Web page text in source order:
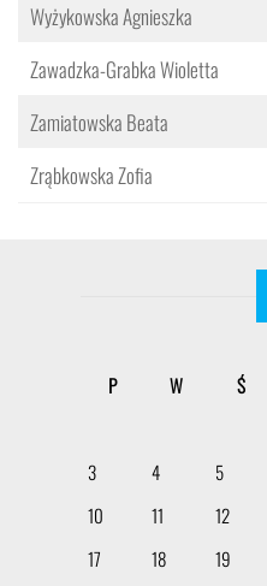
Wyżykowska Agnieszka
Zawadzka-Grabka Wioletta
Zamiatowska Beata
Zrąbkowska Zofia
P
W Ś
3
4 5
10
11 12
17
18 19